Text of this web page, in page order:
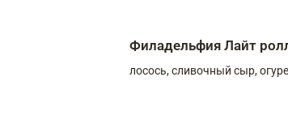
Филадельфия Лайт
лосось, сливочный сыр,